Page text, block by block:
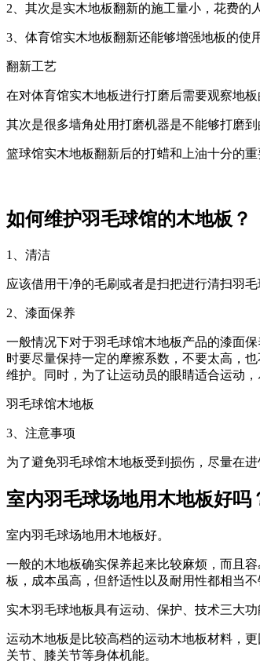
2、其次是实木地板翻新的施工量小，花费的
3、体育馆实木地板翻新还能够增强地板的使
翻新工艺
在对体育馆实木地板进行打磨后需要观察地
其次是很多墙角处用打磨机器是不能够打磨
篮球馆实木地板翻新后的打蜡和上油十分的
如何维护羽毛球馆的木地板？
1、清洁
应该借用干净的毛刷或者是扫把进行清扫羽
2、漆面保养
一般情况下对于羽毛球馆木地板产品的漆面
时要尽量保持一定的摩擦系数，不要太高，
维护。同时，为了让运动员的眼睛适合运动，
羽毛球馆木地板
3、注意事项
为了避免羽毛球馆木地板受到损伤，尽量在
室内羽毛球场地用木地板好吗
室内羽毛球场地用木地板好。
一般的木地板确实保养起来比较麻烦，而且
板，成本虽高，但舒适性以及耐用性都相当
实木羽毛球地板具有运动、保护、技术三大
运动木地板是比较高档的运动木地板材料，
关节、膝关节等身体机能。